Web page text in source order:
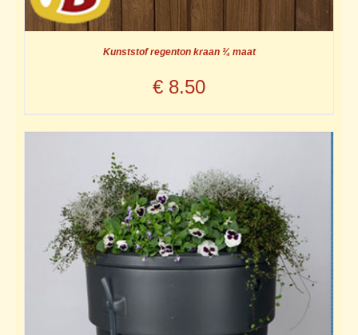
Kunststof regenton kraan ¾ maat
€ 8.50